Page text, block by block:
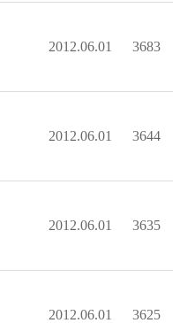
2012.06.01 3683
2012.06.01 3644
2012.06.01 3635
2012.06.01 3625